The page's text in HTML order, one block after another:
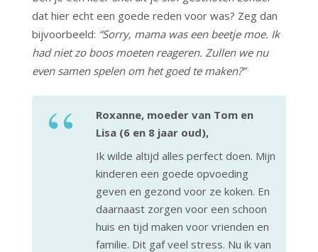
dat hier echt een goede reden voor was? Zeg dan
bijvoorbeeld: “Sorry, mama was een beetje moe. Ik
had niet zo boos moeten reageren. Zullen we nu
even samen spelen om het goed te maken?”
Roxanne, moeder van Tom en
Lisa (6 en 8 jaar oud),
Ik wilde altijd alles perfect doen. Mijn
kinderen een goede opvoeding
geven en gezond voor ze koken. En
daarnaast zorgen voor een schoon
huis en tijd maken voor vrienden en
familie. Dit gaf veel stress. Nu ik van